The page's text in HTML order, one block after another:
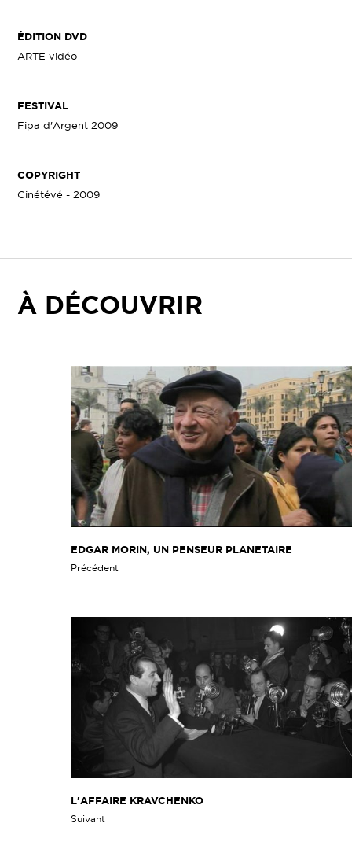
ÉDITION DVD
ARTE vidéo
FESTIVAL
Fipa d'Argent 2009
COPYRIGHT
Cinétévé - 2009
À DÉCOUVRIR
EDGAR MORIN, UN PENSEUR PLANETAIRE
Précédent
L'AFFAIRE KRAVCHENKO
Suivant